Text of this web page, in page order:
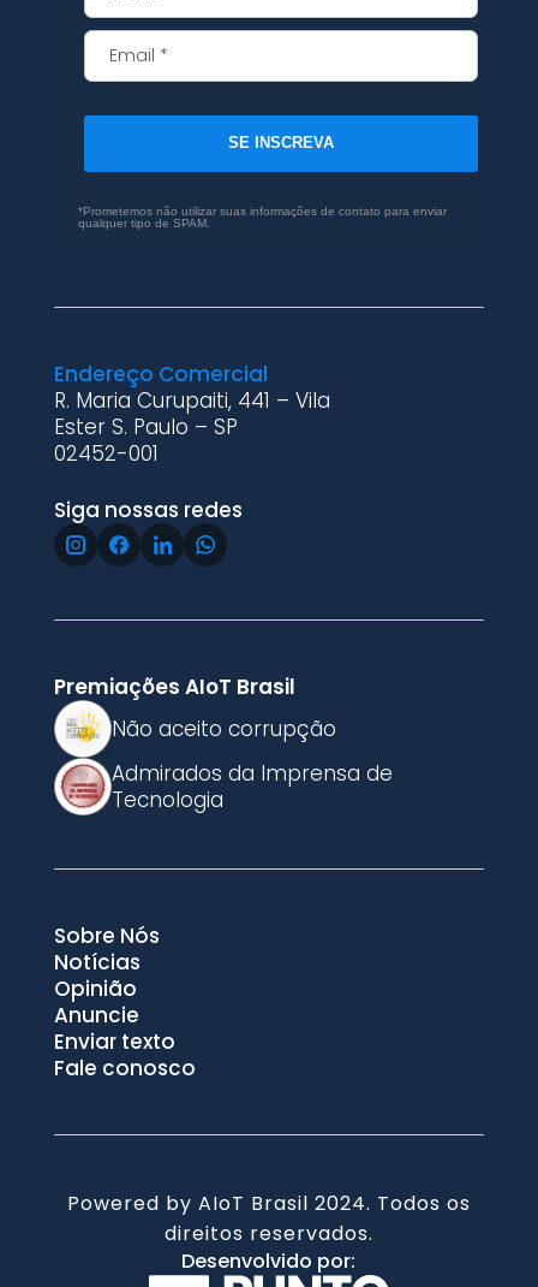
SE INSCREVA
*Prometemos não utilizar suas informações de contato para enviar
qualquer tipo de SPAM.
Endereço Comercial
R. Maria Curupaiti, 441 – Vila
Ester S. Paulo – SP
02452-001
Siga nossas redes
Premiações AIoT Brasil
Não aceito corrupção
Admirados da Imprensa de
Tecnologia
Sobre Nós
Notícias
Opinião
Anuncie
Enviar texto
Fale conosco
Powered by AIoT Brasil 2024. Todos os
direitos reservados.
Desenvolvido por: